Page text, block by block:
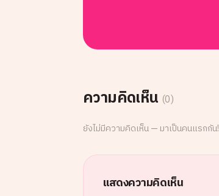
ความคิดเห็น (0)
ยังไม่มีความคิดเห็น — มาเป็นคนแรกกัน!
แสดงความคิดเห็น